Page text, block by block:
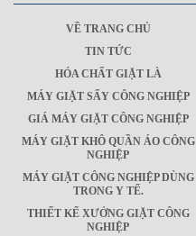
VỀ TRANG CHỦ
TIN TỨC
HÓA CHẤT GIẶT LÀ
MÁY GIẶT SẤY CÔNG NGHIỆP
GIÁ MÁY GIẶT CÔNG NGHIỆP
MÁY GIẶT KHÔ QUẦN ÁO CÔNG
NGHIỆP
MÁY GIẶT CÔNG NGHIỆP DÙNG
TRONG Y TẾ.
THIẾT KẾ XƯỞNG GIẶT CÔNG
NGHIỆP